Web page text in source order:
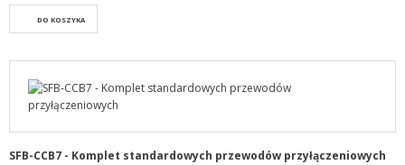
DO KOSZYKA
SFB-CCB7 - Komplet standardowych przewodów przyłączeniowych